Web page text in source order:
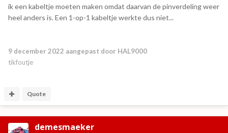
ik een kabeltje moeten maken omdat daarvan de pinverdeling weer
heel anders is. Een 1-op-1 kabeltje werkte dus niet...
9 december 2022 aangepast door HAL9000
tikfoutje
Quote
demesmaeker